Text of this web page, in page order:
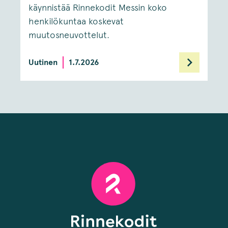
käynnistää Rinnekodit Messin koko
henkilökuntaa koskevat
muutosneuvottelut.
Uutinen 1.7.2026